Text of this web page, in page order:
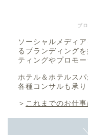
ブ
ソーシャルメディ
るブランディング
ティングやプロモ
ホテル＆ホテルス
各種コンサルも承り
＞ これまでのお仕